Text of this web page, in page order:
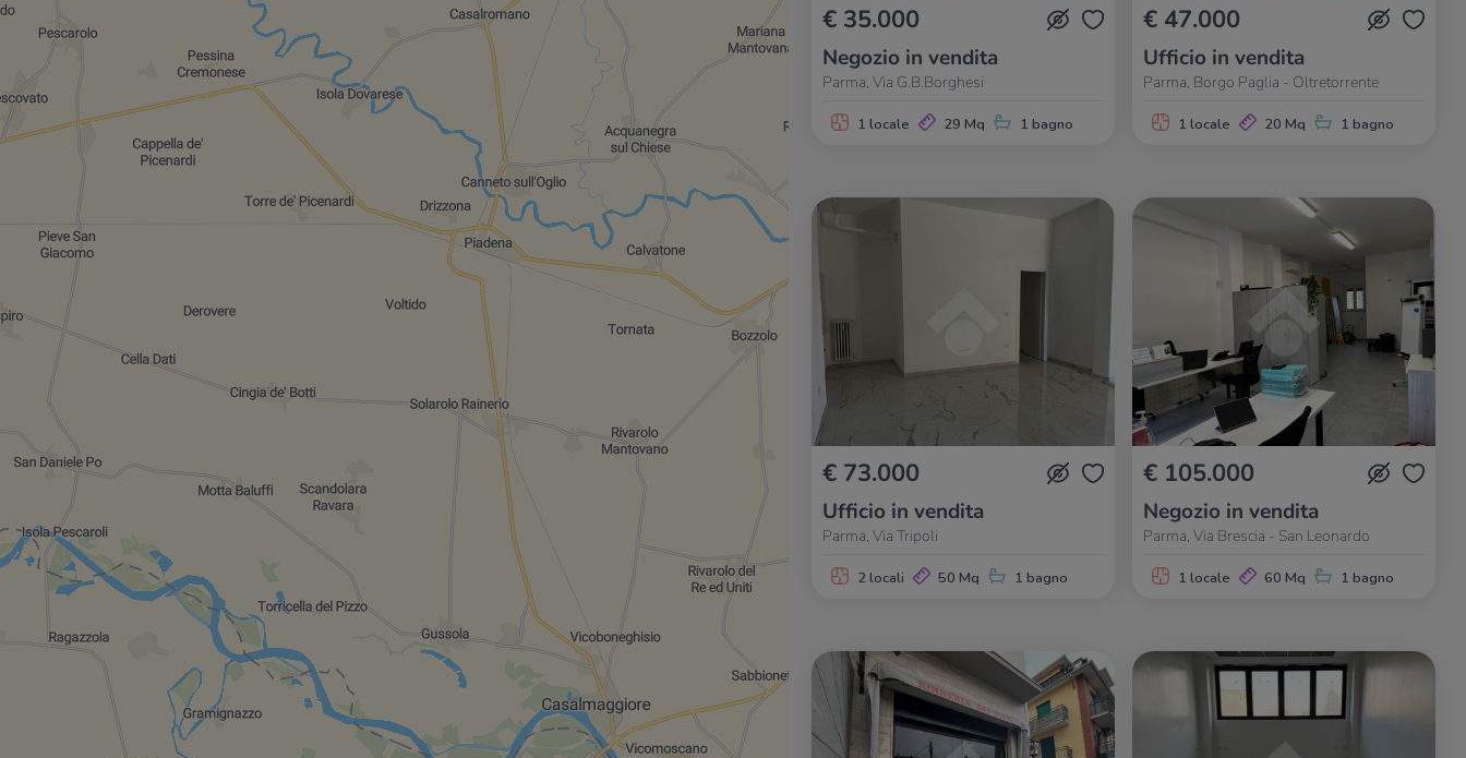
€ 35.000
Negozio in vendita
Parma, Via G.B.Borghesi
1 locale 29 Mq 1 bagno
€ 47.000
Ufficio in vendita
Parma, Borgo Paglia - Oltretorrente
1 locale 20 Mq 1 bagno
€ 73.000
Ufficio in vendita
Parma, Via Tripoli
2 locali 50 Mq 1 bagno
€ 105.000
Negozio in vendita
Parma, Via Brescia - San Leonardo
1 locale 60 Mq 1 bagno